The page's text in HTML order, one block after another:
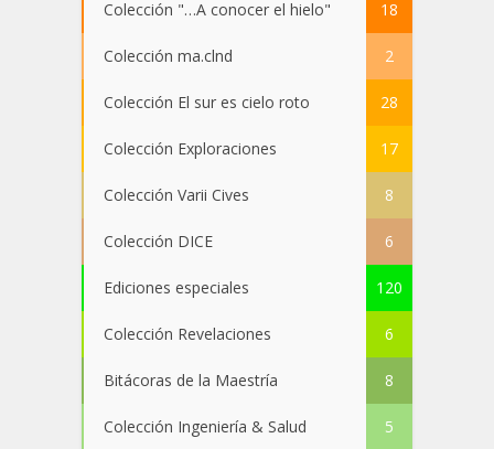
Colección "…A conocer el hielo" 18
Colección ma.clnd 2
Colección El sur es cielo roto 28
Colección Exploraciones 17
Colección Varii Cives 8
Colección DICE 6
Ediciones especiales 120
Colección Revelaciones 6
Bitácoras de la Maestría 8
Colección Ingeniería & Salud 5